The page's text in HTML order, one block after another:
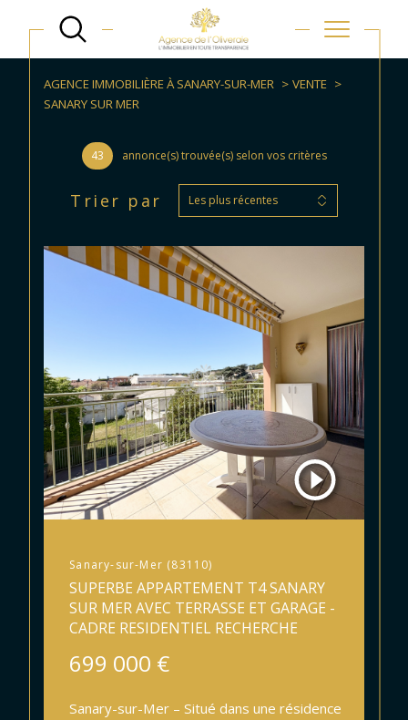
AGENCE IMMOBILIÈRE À SANARY-SUR-MER
VENTE
SANARY SUR MER
43 annonce(s) trouvée(s) selon vos critères
Trier par Les plus récentes
Sanary-sur-Mer (83110)
SUPERBE APPARTEMENT T4 SANARY
SUR MER AVEC TERRASSE ET GARAGE -
CADRE RESIDENTIEL RECHERCHE
699 000 €
Sanary-sur-Mer – Situé dans une résidence